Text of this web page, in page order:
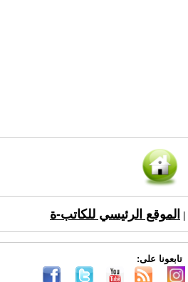
الموقع الرئيسي للكاتب-ة
تابعونا على: